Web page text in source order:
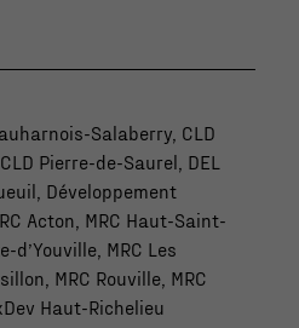
Salaberry, CLD
Pierre-de-Saurel, DEL
Développement
Acton, MRC Haut-Saint-
d’Youville, MRC Les
MRC Rouville, MRC
Haut-Richelieu
Marketing
En partageant
votre intérêt
et votre
comportement
lorsque vous
visitez notre